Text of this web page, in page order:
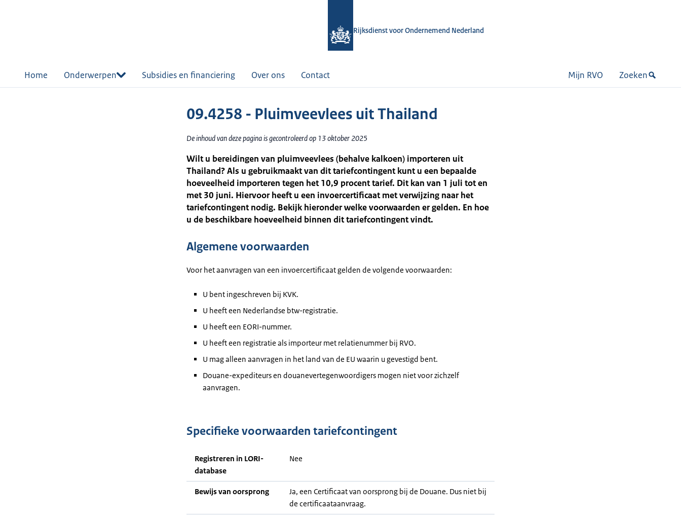
Rijksdienst voor Ondernemend Nederland
Home Onderwerpen Subsidies en financiering Over ons Contact Mijn RVO Zoeken
09.4258 - Pluimveevlees uit Thailand
De inhoud van deze pagina is gecontroleerd op 13 oktober 2025
Wilt u bereidingen van pluimveevlees (behalve kalkoen) importeren uit
Thailand? Als u gebruikmaakt van dit tariefcontingent kunt u een bepaalde
hoeveelheid importeren tegen het 10,9 procent tarief. Dit kan van 1 juli tot en
met 30 juni. Hiervoor heeft u een invoercertificaat met verwijzing naar het
tariefcontingent nodig. Bekijk hieronder welke voorwaarden er gelden. En hoe
u de beschikbare hoeveelheid binnen dit tariefcontingent vindt.
Algemene voorwaarden
Voor het aanvragen van een invoercertificaat gelden de volgende voorwaarden:
U bent ingeschreven bij KVK.
U heeft een Nederlandse btw-registratie.
U heeft een EORI-nummer.
U heeft een registratie als importeur met relatienummer bij RVO.
U mag alleen aanvragen in het land van de EU waarin u gevestigd bent.
Douane-expediteurs en douanevertegenwoordigers mogen niet voor zichzelf
aanvragen.
Specifieke voorwaarden tariefcontingent
Registreren in LORI-
database
Nee
Bewijs van oorsprong
Ja, een Certificaat van oorsprong bij de Douane. Dus niet bij
de certificaataanvraag.